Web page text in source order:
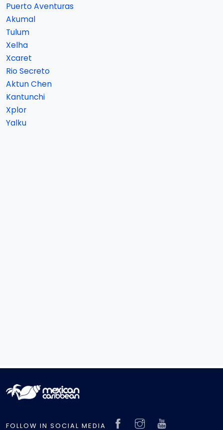
Puerto Aventuras
Akumal
Tulum
Xelha
Xcaret
Rio Secreto
Aktun Chen
Kantunchi
Xplor
Yalku
FOLLOW IN SOCIAL MEDIA